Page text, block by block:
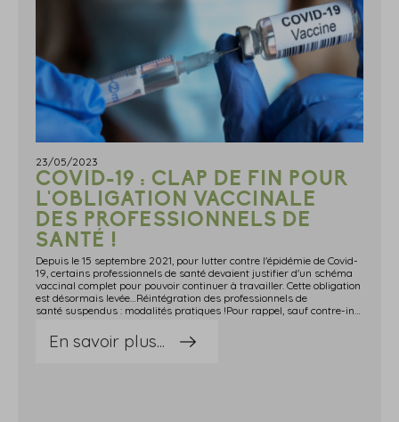
23/05/2023
COVID-19 : CLAP DE FIN POUR
L'OBLIGATION VACCINALE
DES PROFESSIONNELS DE
SANTÉ !
Depuis le 15 septembre 2021, pour lutter contre l'épidémie de Covid-
19, certains professionnels de santé devaient justifier d'un schéma
vaccinal complet pour pouvoir continuer à travailler. Cette obligation
est désormais levée…Réintégration des professionnels de
santé suspendus : modalités pratiques !Pour rappel, sauf contre-indication médicale, les professionnels de santé devaient justifier d'un schéma vaccinal complet pour exercer au sein des établissements de santé, des établissements médico-sociaux, et des résidences d'accueil des personnes âgées ou handicapées.À défaut, leur contrat de travail était suspendu ce qui, de fait, les conduisait à être privé de rémunération.Cette obligation vaccinale est levée depuis le 15 mai 2023 : les travailleurs suspendus doivent donc être réintégrés au sein de leur établissement.Les chefs d'établissements sont priés de contacter leurs salariés afin de leur signifier la fin de la suspension et de leur indiquer leur date de reprise et leur poste d'affectation.À ce titre, le salarié doit reprendre son poste initial ou, lorsque cela est impossible, un poste équivalent qui ne nécessite donc aucune modification du contrat de travail portant notamment sur : la rémunération ; la durée de travail ; la fonction du salarié ; le lieu de travail.Un entretien peut être conduit avant la réintégration pour discuter des modalités de la reprise, sur initiative de l'employeur ou du salarié, et une visite médicale est vivement recommandée par la Haute Autorité de santé (HAS).Si le salarié ne reprend pas son poste à la date convenue par l'employeur, par exemple parce qu'il occupe un autre emploi, plusieurs solutions sont possibles : une procédure pour abandon de poste peut être engagée, toutes conditions par ailleurs remplies ; une rupture conventionnelle peut être signée.À noter que le versement de la rémunération doit reprendre dès le 15 mai 2023, même si le travailleur n'a pas encore repris son poste.En outre, la durée de la suspension n'étant pas assimilée à du temps de travail effectif, elle n'est pas retenue dans le calcul de l'ancienneté et ne donne droit à aucun congé ni rappel de prime.Concernant les salariés éventuellement embauchés en remplacement des salariés suspendus, plusieurs cas de figure se présentent : le salarié est embauché en CDD à terme imprécis : la réintégration du salarié absent met fin au CDD ; le salarié est embauché en CDD à terme précis non échu : une rupture anticipée du CDD peut-être convenue par commun accord ou le CDD doit continuer jusqu'au terme prévu ; le salarié est embauché en CDI : le contrat perdure et le salarié suspendu doit être réintégré sur un poste équivalent. Sources : Décret n° 2023-368 du 13 mai 2023 relatif à la suspension de l'obligation de vaccination contre la covid-19 des professionnels et étudiants Instruction interministérielle n° DGOSundefinedRH3undefinedRH4undefinedRH5undefinedDGCSundefined2023undefined63, du 2 mai 2023, relative aux modalités de réaffectation des agents à la suite de la levée de l'obligation vaccinale contre la COVID-19 Covid-19 : clap de fin pour l'obligation vaccinale des professionnels de santé ! - © Copyright WebLex
En savoir plus...